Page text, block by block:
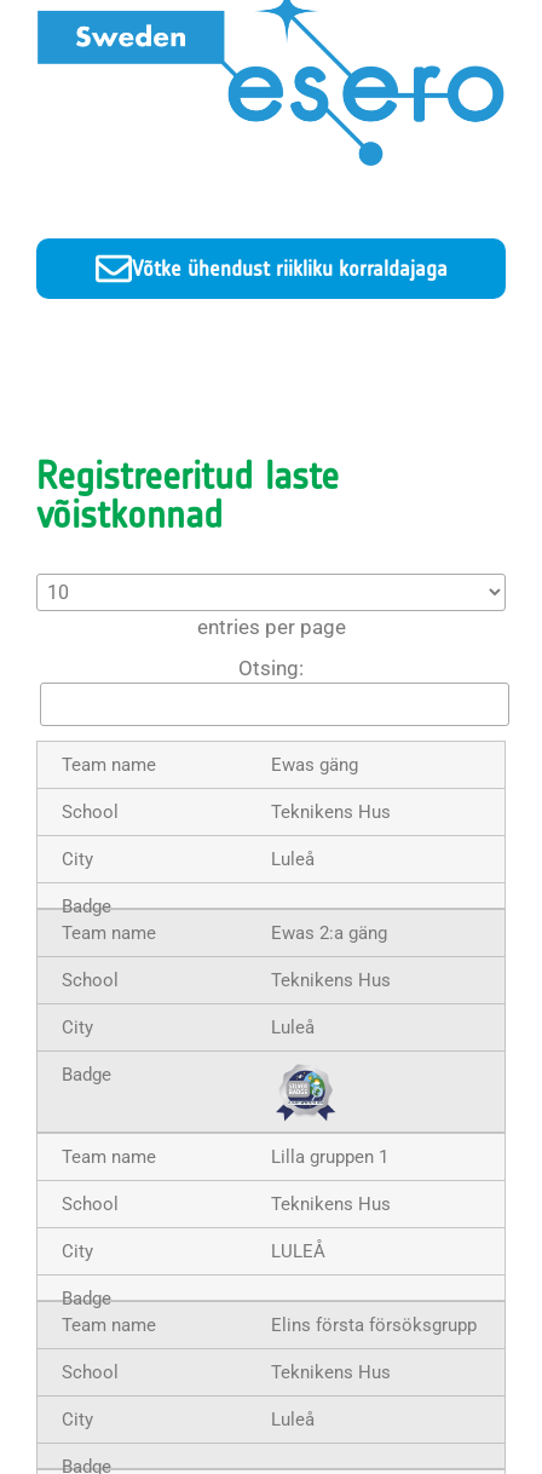
Võtke ühendust riikliku korraldajaga
Registreeritud laste
võistkonnad
entries per page
Otsing:
Ewas gäng
Teknikens Hus
Luleå
Ewas 2:a gäng
Teknikens Hus
Luleå
Lilla gruppen 1
Teknikens Hus
LULEÅ
Elins första försöksgrupp
Teknikens Hus
Luleå